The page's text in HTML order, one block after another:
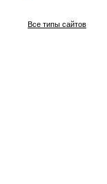
Все типы сайтов